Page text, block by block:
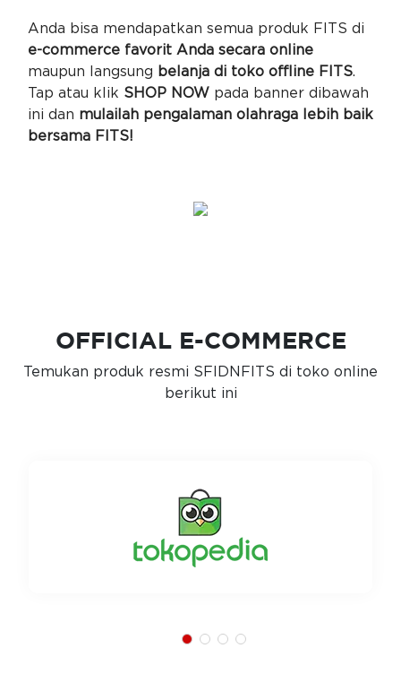
Anda bisa mendapatkan semua produk FITS di
e-commerce favorit Anda secara online
maupun langsung belanja di toko offline FITS.
Tap atau klik SHOP NOW pada banner dibawah
ini dan mulailah pengalaman olahraga lebih baik
bersama FITS!
OFFICIAL E-COMMERCE
Temukan produk resmi SFIDNFITS di toko online
berikut ini